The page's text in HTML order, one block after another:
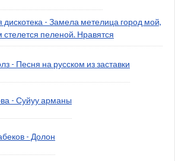
дискотека - Замела метелица город мой,
стелется пеленой. Нравятся
- Песня на русском из заставки
- Суйуу арманы
- Долон